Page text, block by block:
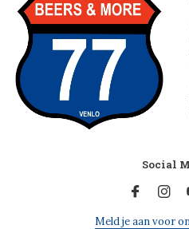
Social
Meld je aan voor